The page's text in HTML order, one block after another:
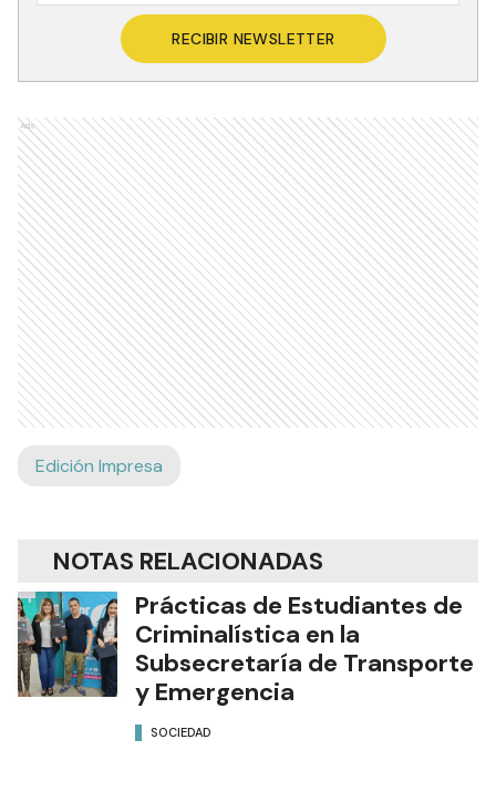
RECIBIR NEWSLETTER
Ads
Edición Impresa
NOTAS RELACIONADAS
Prácticas de Estudiantes de
Criminalística en la
Subsecretaría de Transporte
y Emergencia
SOCIEDAD